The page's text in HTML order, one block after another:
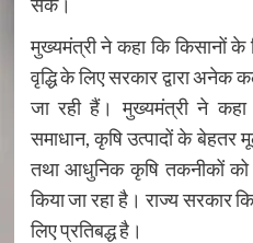
मुख्यमंत्री ने कहा कि किसानों
वृद्धि के लिए सरकार द्वारा अनेक
जा रही हैं। मुख्यमंत्री ने
समाधान, कृषि उत्पादों के बेहतर
तथा आधुनिक कृषि तकनीकों को
किया जा रहा है। राज्य
लिए प्रतिबद्ध है।